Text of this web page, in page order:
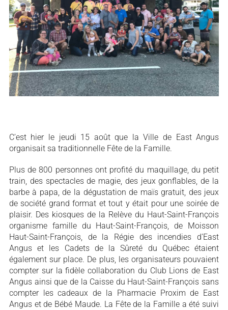
C’est hier le jeudi 15 août que la Ville de East Angus
organisait sa traditionnelle Fête de la Famille.
Plus de 800 personnes ont profité du maquillage, du petit
train, des spectacles de magie, des jeux gonflables, de la
barbe à papa, de la dégustation de maïs gratuit, des jeux
de société grand format et tout y était pour une soirée de
plaisir. Des kiosques de la Relève du Haut-Saint-François
organisme famille du Haut-Saint-François, de Moisson
Haut-Saint-François, de la Régie des incendies d’East
Angus et les Cadets de la Sûreté du Québec étaient
également sur place. De plus, les organisateurs pouvaient
compter sur la fidèle collaboration du Club Lions de East
Angus ainsi que de la Caisse du Haut-Saint-François sans
compter les cadeaux de la Pharmacie Proxim de East
Angus et de Bébé Maude. La Fête de la Famille a été suivi